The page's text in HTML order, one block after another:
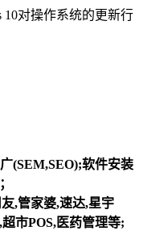
10对操作系统的更新行
(SEM,SEO);软件安装
,管家婆,速达,星宇
市POS,医药管理等;